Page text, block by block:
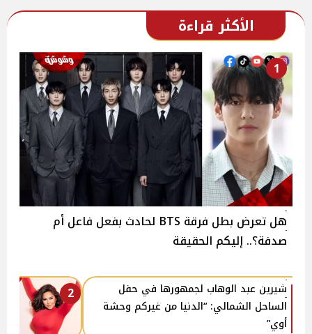
الأكثر قراءة
1
هل تعرض بطل فرقة BTS لحادث بفعل فاعل أم
صدفة؟.. إليكم الحقيقة
2
شيرين عبد الوهاب لجمهورها في حفل
الساحل الشمالي: “الدنيا من غيركم وحشة
أوي”